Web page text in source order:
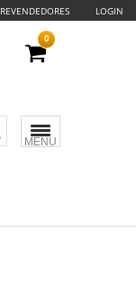
REVENDEDORES LOGIN
MENU
0